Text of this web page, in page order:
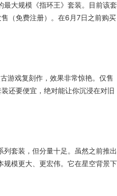
大规模《指环王》套装。目前该套
（免费注册）。在6月7日之前购买
游戏复刻作，效果非常惊艳。仅售
还要便宜，绝对能让你沉浸在对旧
套装，但分量十足。虽然之前推出
规模更大、更宏伟。它在星空背景下